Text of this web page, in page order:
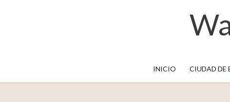
INICIO CIUDAD DE